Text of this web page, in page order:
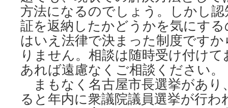
方法になるのでしょう。しかし
証を返納したかどうかを気にす
はいえ法律で決まった制度です
りません。相談は随時受け付け
あれば遠慮なくご相談ください。
まもなく名古屋市長選挙があり
ると年内に衆議院議員選挙が行